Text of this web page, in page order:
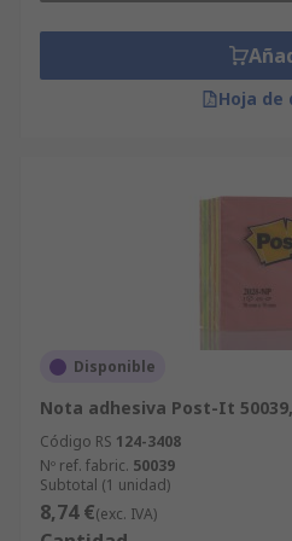
Hoja de
Disponible
Nota adhesiva Post-It
Código RS 124-3408
Nº ref. fabric. 50039
Subtotal (1 unidad)
8,74 €(exc. IVA)